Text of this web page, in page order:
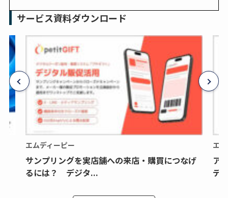
サービス資料ダウンロード
エムディーピー
サンプリングを実店舗への来店・購買につなげ
るには？ デジタ...
エ
ア
デ